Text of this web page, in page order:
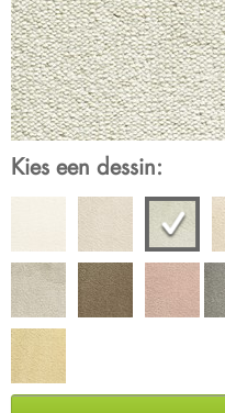
Kies een dessin: